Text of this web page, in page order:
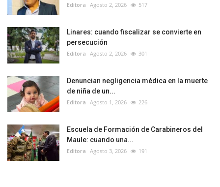
Editora Agosto 2, 2026 517
Linares: cuando fiscalizar se convierte en
persecución
Editora Agosto 2, 2026 301
Denuncian negligencia médica en la muerte
de niña de un...
Editora Agosto 1, 2026 226
Escuela de Formación de Carabineros del
Maule: cuando una...
Editora Agosto 3, 2026 191